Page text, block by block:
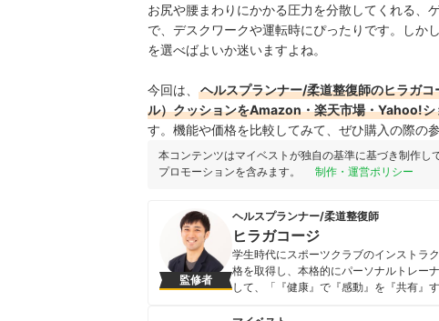
お尻や腰まわりにかかる圧力を分散してくれる、
で、デスクワークや運転時にぴったりです。しか
を選べばよいか迷いますよね。
今回は、
ヘルスプランナー/柔道整復師のヒラガ
ル）クッションをAmazon・楽天市場・Yahoo!
す。機能や価格を比較してみて、ぜひ購入の際の
本コンテンツはマイベストが独自の基準に基づき制作し
プロモーションを含みます。
制作・運営ポリシー
監修者
ヘルスプランナー/柔道整復師
ヒラガコージ
学生時代にスポーツクラブのインストラ
格を取得し、本格的にパーソナルトレー
して、「『健康』で『感動』を『共有』